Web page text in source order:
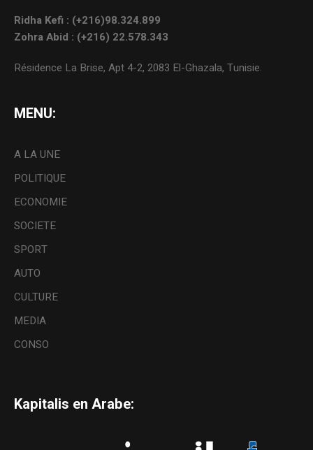
Ridha Kefi : (+216)98.324.899
Zohra Abid : (+216) 22.578.343
Résidence La Brise, Apt 4-2, 2083 El-Ghazala, Tunisie.
MENU:
A LA UNE
POLITIQUE
ECONOMIE
SOCIETE
SPORT
AUTO
CULTURE
MEDIA
CONSO
Kapitalis en Arabe: